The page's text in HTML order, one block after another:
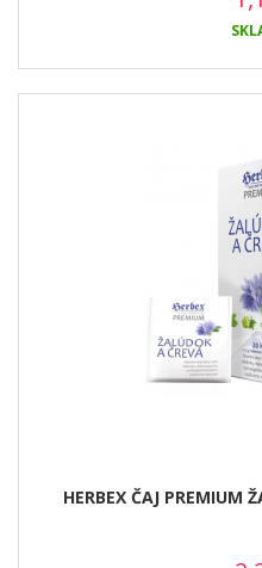
HERBEX ČAJ PREMIUM